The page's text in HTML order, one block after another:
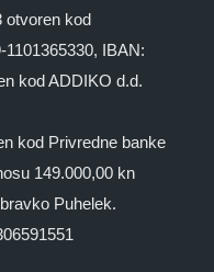
otvoren kod
IBAN:
kod ADDIKO d.d.
kod Privredne banke
149.000,00 kn
Puhelek.